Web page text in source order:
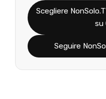
Scegliere
su
Seguire